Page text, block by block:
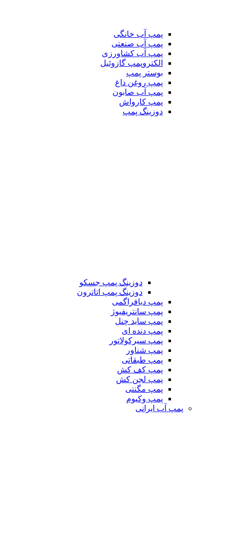
پمپ آب خانگی
پمپ آب صنعتی
پمپ آب کشاورزی
الکتروپمپ گازوئیل
بوستر پمپ
پمپ روغن داغ
پمپ آب صابون
پمپ کارواش
دوزینگ پمپ
دوزینگ پمپ جسکو
دوزینگ پمپ اتاترون
پمپ دیافراگمی
پمپ سانتریفیوژ
پمپ ساید چنل
پمپ دنده ای
پمپ سیرکولاتور
پمپ شناور
پمپ طبقاتی
پمپ کف کش
پمپ لجن کش
پمپ مگنتی
پمپ وکیوم
پمپ آب ایرانی